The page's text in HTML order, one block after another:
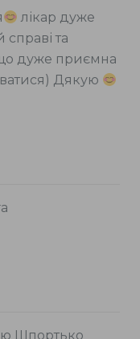
лікар дуже
справі та
дуже приємна
Дякую
Шпортько